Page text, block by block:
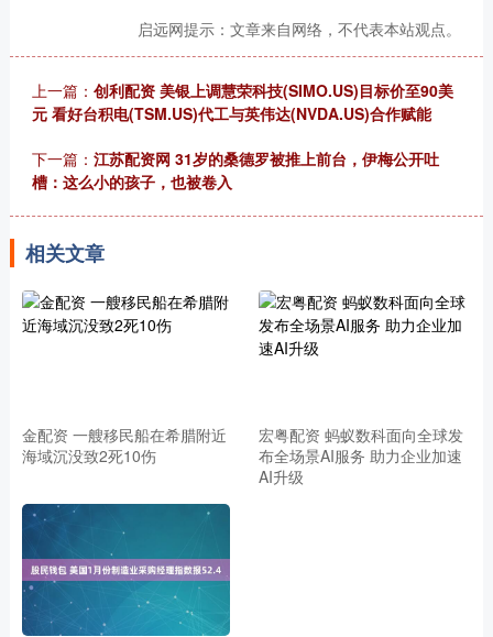
启远网提示：文章来自网络，不代表本站观点。
上一篇： 创利配资 美银上调慧荣科技(SIMO.US)目标价至90美
元 看好台积电(TSM.US)代工与英伟达(NVDA.US)合作赋能
下一篇： 江苏配资网 31岁的桑德罗被推上前台，伊梅公开吐
槽：这么小的孩子，也被卷入
相关文章
金配资 一艘移民船在希腊附近
海域沉没致2死10伤
宏粤配资 蚂蚁数科面向全球发
布全场景AI服务 助力企业加速
AI升级